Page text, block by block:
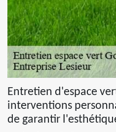
Entretien d'espace
interventions
de garantir